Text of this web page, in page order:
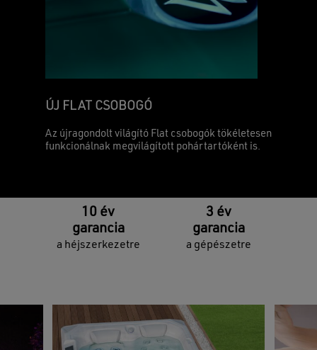
ÚJ FLAT CSOBOGÓ
Az újragondolt világító Flat csobogók tökéletesen
funkcionálnak megvilágított pohártartóként is.
10 év
garancia
a héjszerkezetre
3 év
garancia
a gépészetre